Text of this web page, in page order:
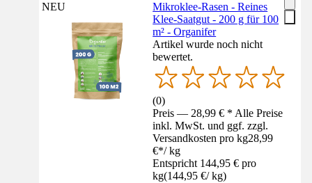
NEU
Mikroklee-Rasen - Reines
Klee-Saatgut - 200 g für 100
m² - Organifer
Artikel wurde noch nicht
bewertet.
(0)
Preis — 28,99 € * Alle Preise
inkl. MwSt. und ggf. zzgl.
Versandkosten pro kg28,99
€*/ kg
Entspricht 144,95 € pro
kg(144,95 €/ kg)